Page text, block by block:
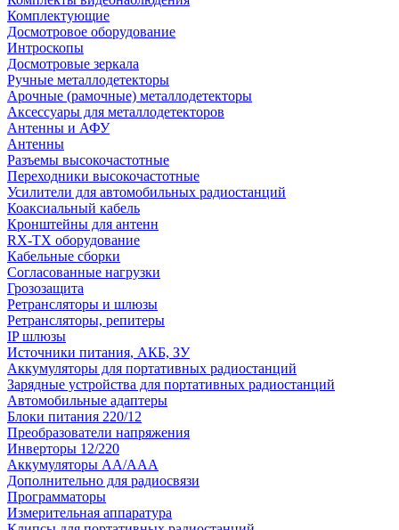
Комплектующие
Досмотровое оборудование
Интроскопы
Досмотровые зеркала
Ручные металлодетекторы
Арочные (рамочные) металлодетекторы
Аксессуары для металлодетекторов
Антенны и АФУ
Антенны
Разъемы высокочастотные
Переходники высокочастотные
Усилители для автомобильных радиостанций
Коаксиальный кабель
Кронштейны для антенн
RX-TX оборудование
Кабельные сборки
Согласованные нагрузки
Грозозащита
Ретрансляторы и шлюзы
Ретрансляторы, репитеры
IP шлюзы
Источники питания, АКБ, ЗУ
Аккумуляторы для портативных радиостанций
Зарядные устройства для портативных радиостанций
Автомобильные адаптеры
Блоки питания 220/12
Преобразователи напряжения
Инверторы 12/220
Аккумуляторы АА/ААА
Дополнительно для радиосвязи
Программаторы
Измерительная аппаратура